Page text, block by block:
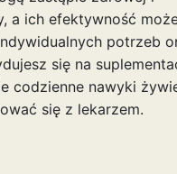
a ich efektywność
potrzeb
się na
codzienne nawyki
się z lekarzem.